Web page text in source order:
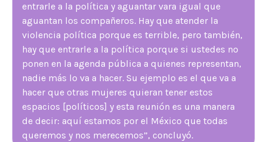
entrarle a la política y aguantar vara igual que
aguantan los compañeros. Hay que atender la
violencia política porque es terrible, pero también,
hay que entrarle a la política porque si ustedes no
ponen en la agenda pública a quienes representan,
nadie más lo va a hacer. Su ejemplo es el que va a
hacer que otras mujeres quieran tener estos
espacios [políticos] y esta reunión es una manera
de decir: aquí estamos por el México que todas
queremos y nos merecemos”, concluyó.